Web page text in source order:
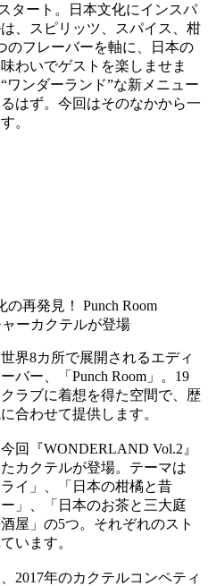
タート。日本文化にインスパ
、スピリッツ、スパイス、柑
のフレーバーを軸に、日本の
わいでゲストを楽しませま
ンダーランド”な新メニュー
はず。今回はそのなかから一
。
界8カ所で展開されるエディ
バー、「Punch Room」。19
ラブに着想を得た空間で、歴
合わせて提供します。
回『WONDERLAND Vol.2』
カクテルが登場。テーマは
イ」、「日本の柑橘と昔
」、「日本のお茶と三大庭
屋」の5つ。それぞれのスト
います。
2017年のカクテルコンペティ